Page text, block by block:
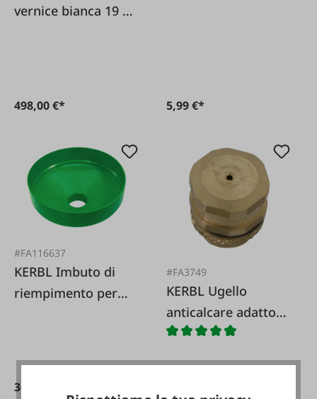
vernice bianca 19 L
498,00 €* 5,99 €*
#FA116637
KERBL Imbuto di
riempimento per
Universal Inox per
36,95 €*
#FA3749
KERBL Ugello
anticalcare adatto
per spruzzatore